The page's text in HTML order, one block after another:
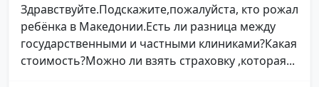
Здравствуйте.Подскажите,пожалуйста, кто рожал
ребёнка в Македонии.Есть ли разница между
государственными и частными клиниками?Какая
стоимость?Можно ли взять страховку ,которая...